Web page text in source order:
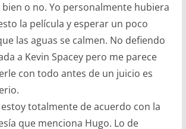
bien o no. Yo personalmente hubiera
la película y esperar un poco
las aguas se calmen. No defiendo
a Kevin Spacey pero me parece
con todo antes de un juicio es
totalmente de acuerdo con la
que menciona Hugo. Lo de